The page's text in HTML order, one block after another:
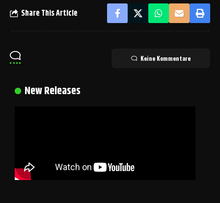
Share This Article
Keine Kommentare
New Releases